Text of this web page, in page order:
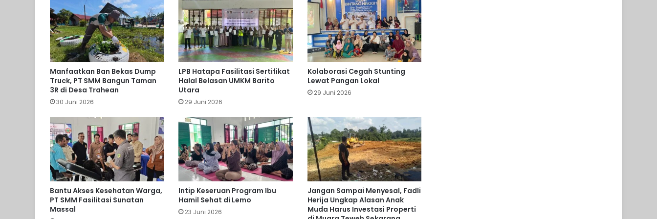
Truk Tangki BBM Terbalik di Barito
Utara, Sopir Meninggal Tertindih Unit
BIS Group Latih Pemuda Barito Utara
Jadi Operator Handal
PT Pada Idi Gencarkan Penyuluhan
Desa Benangin II Ikuti Verifikasi
Faktual ProKlim, Didukung PT BEK &
PT PAMA
PT SMM Buka Wawasan Industri
Pertambangan Mahasiswa Muara
Manfaatkan Ban Bekas Dump
Truck, PT SMM Bangun Taman
3R di Desa Trahean
30 Juni 2026
LPB Hatapa Fasilitasi Sertifikat
Halal Belasan UMKM Barito
Utara
29 Juni 2026
Kolaborasi Cegah Stunting
Lewat Pangan Lokal
29 Juni 2026
Bantu Akses Kesehatan Warga,
PT SMM Fasilitasi Sunatan
Massal
Intip Keseruan Program Ibu
Hamil Sehat di Lemo
23 Juni 2026
Jangan Sampai Menyesal, Fadli
Herija Ungkap Alasan Anak
Muda Harus Investasi Properti